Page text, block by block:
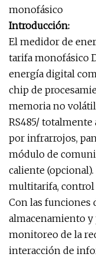
monofásico
Introducción:
El medidor de
tarifa monofásico
energía digital
chip de
memoria no volátil
RS485/
por infrarrojos,
módulo de
caliente
multitarifa, control
Con las funciones
almacenamiento
monitoreo de la
interacción de